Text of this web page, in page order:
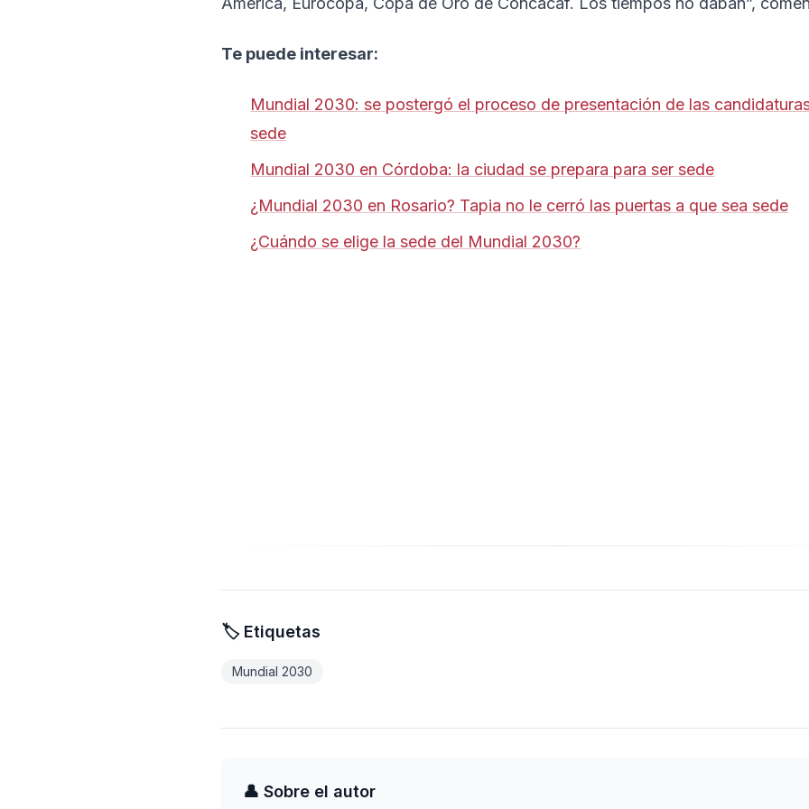
Te puede interesar:
Mundial 2030: se postergó el proceso de presentación de las
sede
Mundial 2030 en Córdoba: la ciudad se prepara para ser sede
¿Mundial 2030 en Rosario? Tapia no le cerró las puertas a que sea sede
¿Cuándo se elige la sede del Mundial 2030?
🏷️ Etiquetas
Mundial 2030
👤 Sobre el autor